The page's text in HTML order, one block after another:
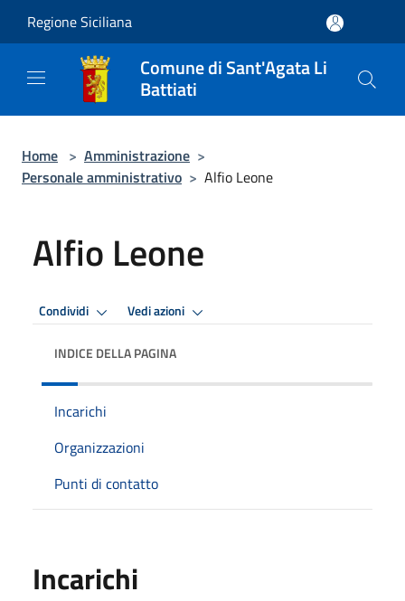
Regione Siciliana
Comune di Sant'Agata Li
Battiati
Home > Amministrazione >
Personale amministrativo > Alfio Leone
Alfio Leone
Condividi Vedi azioni
INDICE DELLA PAGINA
Incarichi
Organizzazioni
Punti di contatto
Incarichi